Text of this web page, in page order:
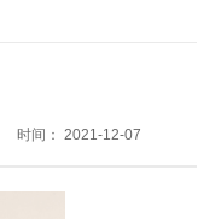
时间： 2021-12-07